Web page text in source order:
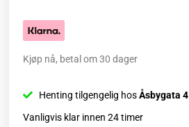
Kjøp nå, betal om 30 dager
Henting tilgengelig hosÅsbygata 4
Vanligvis klar innen 24 timer